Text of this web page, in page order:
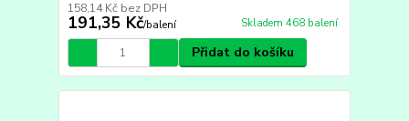
191,35 Kč/balení
158,14 Kč bez DPH
Skladem 468 balení
Přidat do košíku